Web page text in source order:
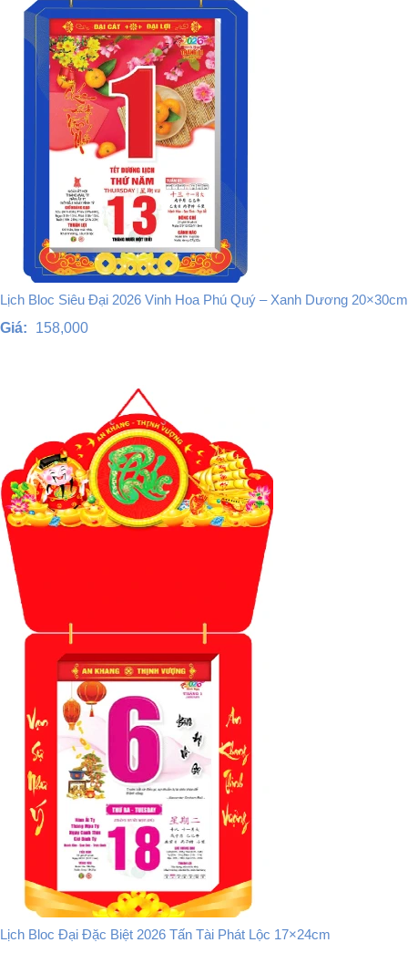
Lịch Bloc Siêu Đại 2026 Vinh Hoa Phú Quý – Xanh Dương 20×30cm
Giá:
158,000
Lịch Bloc Đại Đặc Biệt 2026 Tấn Tài Phát Lộc 17×24cm